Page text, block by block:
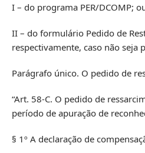
I – do programa PER/DCOMP;
II – do formulário Pedido de
respectivamente, caso não seja
Parágrafo único. O pedido de
“Art. 58-C. O pedido de
período de apuração de
§ 1º A declaração de